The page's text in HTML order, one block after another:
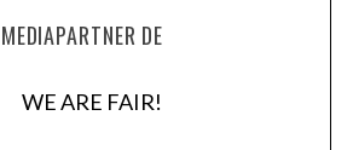
MEDIAPARTNER DE